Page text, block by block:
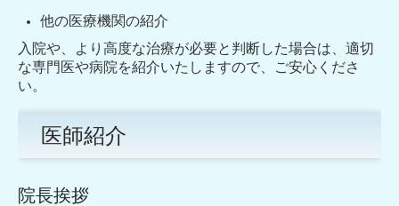
他の医療機関の紹介
入院や、より高度な治療が必要と判断した場合は、適切
な専門医や病院を紹介いたしますので、ご安心くださ
い。
医師紹介
院長挨拶